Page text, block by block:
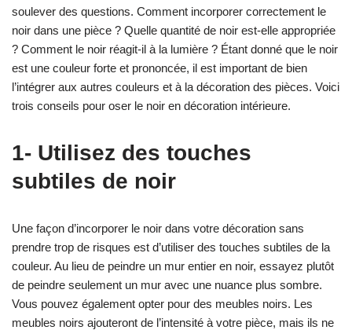
soulever des questions. Comment incorporer correctement le
noir dans une pièce ? Quelle quantité de noir est-elle appropriée
? Comment le noir réagit-il à la lumière ? Étant donné que le noir
est une couleur forte et prononcée, il est important de bien
l’intégrer aux autres couleurs et à la décoration des pièces. Voici
trois conseils pour oser le noir en décoration intérieure.
1- Utilisez des touches
subtiles de noir
Une façon d’incorporer le noir dans votre décoration sans
prendre trop de risques est d’utiliser des touches subtiles de la
couleur. Au lieu de peindre un mur entier en noir, essayez plutôt
de peindre seulement un mur avec une nuance plus sombre.
Vous pouvez également opter pour des meubles noirs. Les
meubles noirs ajouteront de l’intensité à votre pièce, mais ils ne